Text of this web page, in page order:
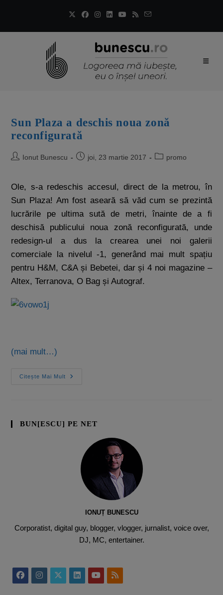
Sun Plaza a deschis noua zonă
reconfigurată
Ionut Bunescu joi, 23 martie 2017 promo
Ole, s-a redeschis accesul, direct de la metrou, în
Sun Plaza! Am fost aseară să văd cum se prezintă
lucrările pe ultima sută de metri, înainte de a fi
deschisă publicului noua zonă reconfigurată, unde
redesign-ul a dus la crearea unei noi galerii
comerciale la nivelul -1, generând mai mult spațiu
pentru H&M, C&A și Bebetei, dar și 4 noi magazine –
Altex, Terranova, O Bag și Autograf.
(mai mult…)
Citește Mai Mult
BUN[ESCU] PE NET
IONUȚ BUNESCU
Corporatist, digital guy, blogger, vlogger, jurnalist, voice over,
DJ, MC, entertainer.